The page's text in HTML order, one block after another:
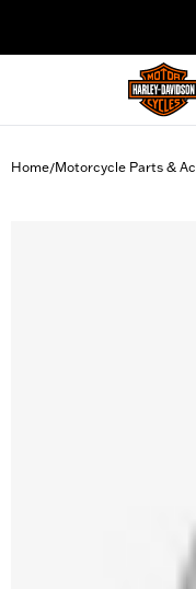
Home/Motorcycle Parts &